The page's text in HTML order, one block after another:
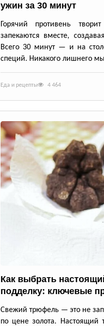
ужин за 30 минут
Горячий противень
запекаются вместе,
Всего 30 минут — и на
специй. Никакого лишнего
Еда и рецепты 4 464
Как выбрать
подделку: ключевые
Свежий трюфель — это не
по цене золота. Настоящий